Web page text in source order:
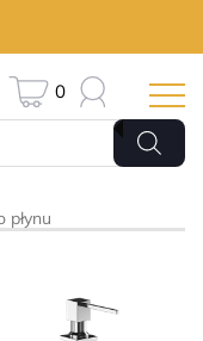
0
płynu